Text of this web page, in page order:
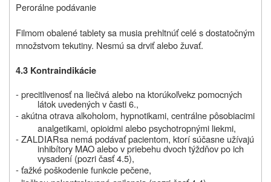
Perorálne podávanie
Filmom obalené tablety sa musia prehltnúť celé s dostatočným
množstvom tekutiny. Nesmú sa drviť alebo žuvať.
4.3 Kontraindikácie
- precitlivenosť na liečivá alebo naktorúkoľvekz pomocných
látok uvedených v časti 6.,
- akútna otrava alkoholom, hypnotikami, centrálne pôsobiacimi
analgetikami, opioidmi alebo psychotropnými liekmi,
-ZALDIARsa nemá podávať pacientom, ktorí súčasne užívajú
inhibítory MAO alebo v priebehu dvoch týždňov po ich
vysadení (pozri časť 4.5),
- ťažké poškodenie funkcie pečene,